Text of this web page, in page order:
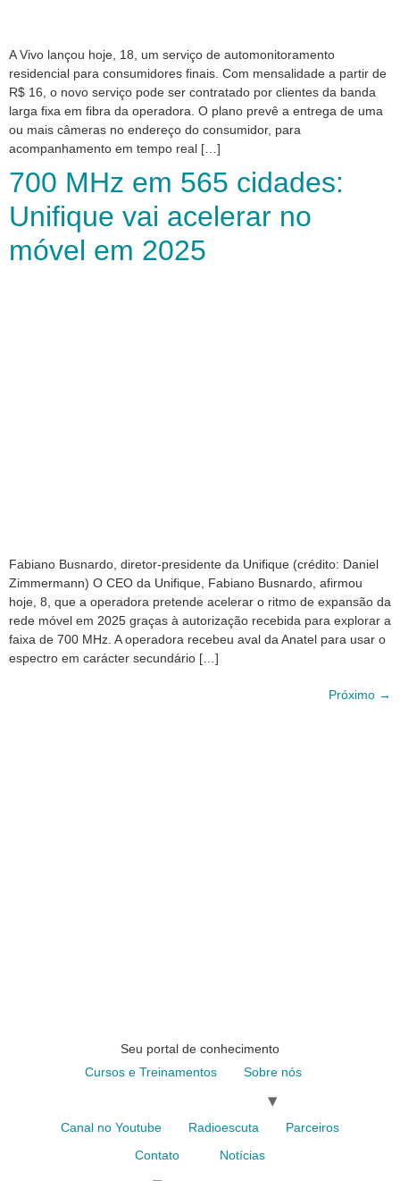
A Vivo lançou hoje, 18, um serviço de automonitoramento
residencial para consumidores finais. Com mensalidade a partir de
R$ 16, o novo serviço pode ser contratado por clientes da banda
larga fixa em fibra da operadora. O plano prevê a entrega de uma
ou mais câmeras no endereço do consumidor, para
acompanhamento em tempo real […]
700 MHz em 565 cidades:
Unifique vai acelerar no
móvel em 2025
Fabiano Busnardo, diretor-presidente da Unifique (crédito: Daniel
Zimmermann) O CEO da Unifique, Fabiano Busnardo, afirmou
hoje, 8, que a operadora pretende acelerar o ritmo de expansão da
rede móvel em 2025 graças à autorização recebida para explorar a
faixa de 700 MHz. A operadora recebeu aval da Anatel para usar o
espectro em carácter secundário […]
Próximo →
Seu portal de conhecimento
Cursos e Treinamentos
Sobre nós
Canal no Youtube Radioescuta
Parceiros
Contato
Notícias